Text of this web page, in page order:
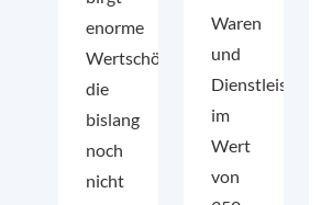
enorme
Wertschöpfungspotenziale,
die
bislang
noch
nicht
Waren
und
Dienstleistungen
im
Wert
von